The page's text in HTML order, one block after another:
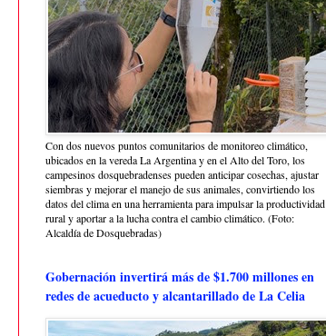
Con dos nuevos puntos comunitarios de monitoreo climático,
ubicados en la vereda La Argentina y en el Alto del Toro, los
campesinos dosquebradenses pueden anticipar cosechas, ajustar
siembras y mejorar el manejo de sus animales, convirtiendo los
datos del clima en una herramienta para impulsar la productividad
rural y aportar a la lucha contra el cambio climático. (Foto:
Alcaldía de Dosquebradas)
Gobernación invertirá más de $1.700 millones en
redes de acueducto y alcantarillado de La Celia